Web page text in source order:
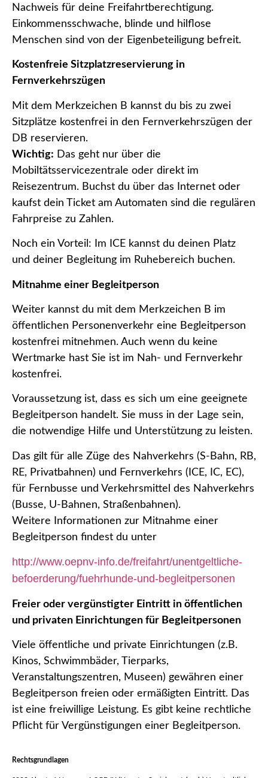
Nachweis für deine Freifahrtberechtigung.
Einkommensschwache, blinde und hilflose
Menschen sind von der Eigenbeteiligung befreit.
Kostenfreie Sitzplatzreservierung in
Fernverkehrszügen
Mit dem Merkzeichen B kannst du bis zu zwei
Sitzplätze kostenfrei in den Fernverkehrszügen der
DB reservieren.
Wichtig: Das geht nur über die
Mobiltätsservicezentrale oder direkt im
Reisezentrum. Buchst du über das Internet oder
kaufst dein Ticket am Automaten sind die regulären
Fahrpreise zu Zahlen.
Noch ein Vorteil: Im ICE kannst du deinen Platz
und deiner Begleitung im Ruhebereich buchen.
Mitnahme einer Begleitperson
Weiter kannst du mit dem Merkzeichen B im
öffentlichen Personenverkehr eine Begleitperson
kostenfrei mitnehmen. Auch wenn du keine
Wertmarke hast Sie ist im Nah- und Fernverkehr
kostenfrei.
Voraussetzung ist, dass es sich um eine geeignete
Begleitperson handelt. Sie muss in der Lage sein,
die notwendige Hilfe und Unterstützung zu leisten.
Das gilt für alle Züge des Nahverkehrs (S-Bahn, RB,
RE, Privatbahnen) und Fernverkehrs (ICE, IC, EC),
für Fernbusse und Verkehrsmittel des Nahverkehrs
(Busse, U-Bahnen, Straßenbahnen).
Weitere Informationen zur Mitnahme einer
Begleitperson findest du unter
http://www.oepnv-info.de/freifahrt/unentgeltliche-
befoerderung/fuehrhunde-und-begleitpersonen
Freier oder vergünstigter Eintritt in öffentlichen
und privaten Einrichtungen für Begleitpersonen
Viele öffentliche und private Einrichtungen (z.B.
Kinos, Schwimmbäder, Tierparks,
Veranstaltungszentren, Museen) gewähren einer
Begleitperson freien oder ermäßigten Eintritt. Das
ist eine freiwillige Leistung. Es gibt keine rechtliche
Pflicht für Vergünstigungen einer Begleitperson.
Rechtsgrundlagen